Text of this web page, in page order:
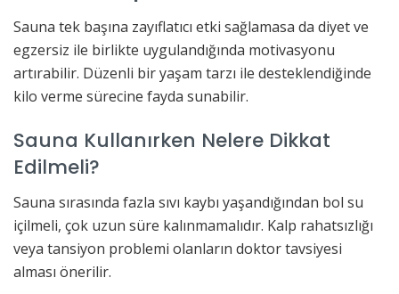
Sauna tek başına zayıflatıcı etki sağlamasa da diyet ve
egzersiz ile birlikte uygulandığında motivasyonu
artırabilir. Düzenli bir yaşam tarzı ile desteklendiğinde
kilo verme sürecine fayda sunabilir.
Sauna Kullanırken Nelere Dikkat
Edilmeli?
Sauna sırasında fazla sıvı kaybı yaşandığından bol su
içilmeli, çok uzun süre kalınmamalıdır. Kalp rahatsızlığı
veya tansiyon problemi olanların doktor tavsiyesi
alması önerilir.